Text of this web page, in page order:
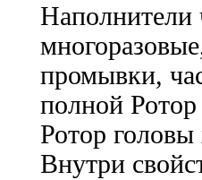
Наполнители
промывки,
полной
Ротор головы
Внутри